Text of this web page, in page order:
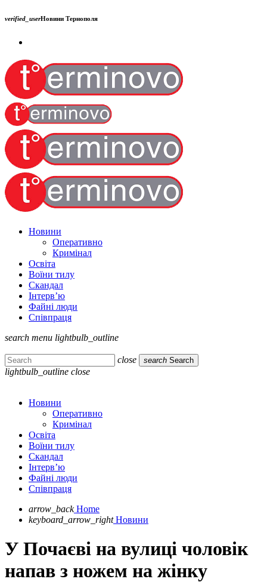
verified_userНовини Тернополя
Новини
Оперативно
Кримінал
Освіта
Воїни тилу
Скандал
Інтерв’ю
Файні люди
Співпраця
search menu lightbulb_outline
close search Search
lightbulb_outline close
Новини
Оперативно
Кримінал
Освіта
Воїни тилу
Скандал
Інтерв’ю
Файні люди
Співпраця
arrow_back Home
keyboard_arrow_right Новини
У Почаєві на вулиці чоловік
напав з ножем на жінку